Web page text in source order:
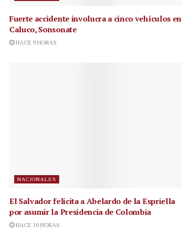
Fuerte accidente involucra a cinco vehículos en
Caluco, Sonsonate
HACE 9 HORAS
NACIONALES
El Salvador felicita a Abelardo de la Espriella
por asumir la Presidencia de Colombia
HACE 10 HORAS